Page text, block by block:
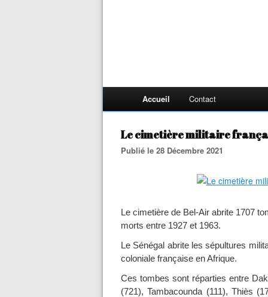
Accueil Contact
Le cimetière militaire
Publié le 28 Décembre 2021
Le cimetière de Bel-Air abrite 1707
morts entre 1927 et 1963.
Le Sénégal abrite les sépultures
coloniale française en Afrique.
Ces tombes sont réparties entre
(721), Tambacounda (111), Thiès